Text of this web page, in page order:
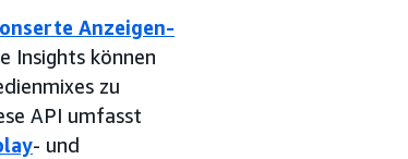
Anzeigen-
Insights können
zu
API umfasst
- und